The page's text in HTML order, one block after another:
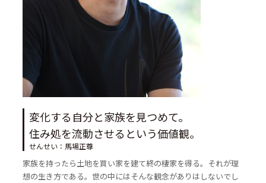
変化する自分と家族を見つめて。
住み処を流動させるという価値観。
せんせい：馬場正尊
家族を持ったら土地を買い家を建て終の棲家を得る。それが理
想の生き方である。世の中にはそんな観念がありはしないでし